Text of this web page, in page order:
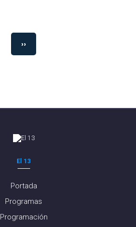
››
El 13
Portada
Programas
Programación